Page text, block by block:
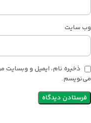
وب‌ سایت
ذخیره نام، ایمیل و وبسایت
می‌نویسم.